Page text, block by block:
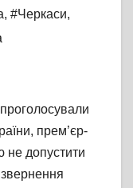
, #Черкаси,
прем’єр-
не допустити
звернення